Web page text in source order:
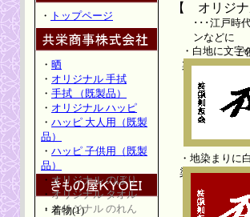
・ トップページ
・ 晒
・ オリジナル 手拭
・ 手拭 （既製品）
・ オリジナル ハッピ
・ ハッピ 大人用（既製
品）
・ ハッピ 子供用（既製
品）
・ オリジナル のぼり
・オリジナル タオル
・ オリジナル のれん
・ 着物(1)
【 オリジ
･･･江戸時
ンなどに
ご使用
・白地に文字
染）
・地染まりに
染）